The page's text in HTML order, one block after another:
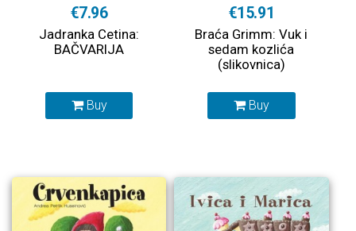
€7.96
Jadranka Cetina:
BAČVARIJA
Buy
€15.91
Braća Grimm: Vuk i
sedam kozlića
(slikovnica)
Buy